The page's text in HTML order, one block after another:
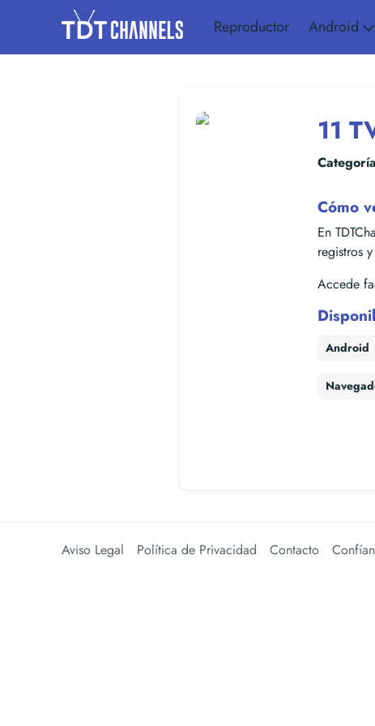
Reproductor Android
11
Cómo
En
registros
Accede
Android
Aviso Legal Política de Privacidad Contacto